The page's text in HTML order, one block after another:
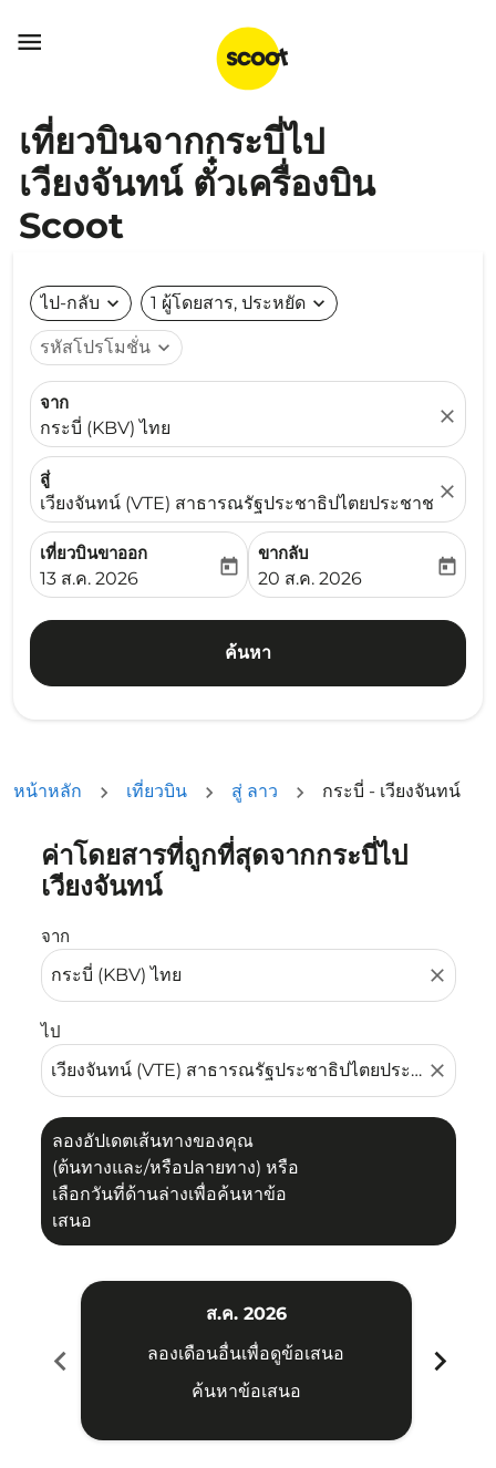

เที่ยวบินจากกระบี่ไป
เวียงจันทน์ ตั๋วเครื่องบิน
Scoot
ไป-กลับ expand_more 1 ผู้โดยสาร, ประหยัด expand_more
รหัสโปรโมชั่น expand_more
จาก
กระบี่ (KBV) ไทย
close
สู่
เวียงจันทน์ (VTE) สาธารณรัฐประชาธิปไตยประชาชนลาว
close
เที่ยวบินขาออก
fc-booking-departure-date-aria-label
13 ส.ค. 2026
today
ขากลับ
fc-booking-return-date-
20 ส.ค. 2026
today
ค้นหา
หน้าหลัก เที่ยวบิน สู่ ลาว กระบี่ - เวียงจันทน์
ค่าโดยสารที่ถูกที่สุดจากกระบี่ไป
เวียงจันทน์
จาก
close
ไป
close
ลองอัปเดตเส้นทางของคุณ
(ต้นทางและ/หรือปลายทาง) หรือ
เลือกวันที่ด้านล่างเพื่อค้นหาข้อ
เสนอ
ลองอัปเดตเส้นทางของคุณ (ต้นทางและ/หรือปลายทาง) หรื
chevron_left
ส.ค. 2026
ลองเดือนอื่นเพื่อดูข้อเสนอ
ค้นหาข้อเสนอ
chevron_right